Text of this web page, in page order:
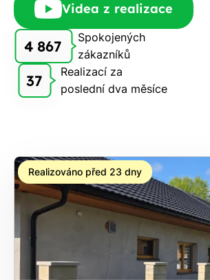
Vám
zdarma
nárok.
Stačí
nám dát
vědět -
nestojí.
Videa z realizace
4 867
Spokojených
zákazníků
37
Realizací za
poslední dva měsíce
Realizováno před 23 dny